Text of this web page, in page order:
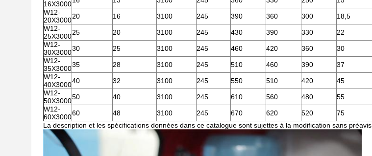
16X3000
W12-
20X300020 16 3100 245 390 360 300
18,5
W12-
25X300025 20 3100 245 430 390 330
22
W12-
30X300030 25 3100 245 460 420 360
30
W12-
35X300035 28 3100 245 510 460 390
37
W12-
40X300040 32 3100 245 550 510 420
45
W12-
50X300050 40 3100 245 610 560 480
55
W12-
60X300060 48 3100 245 670 620 520
75
La description et les spécifications données dans ce catalogue sont sujettes à la modification sans préavis.